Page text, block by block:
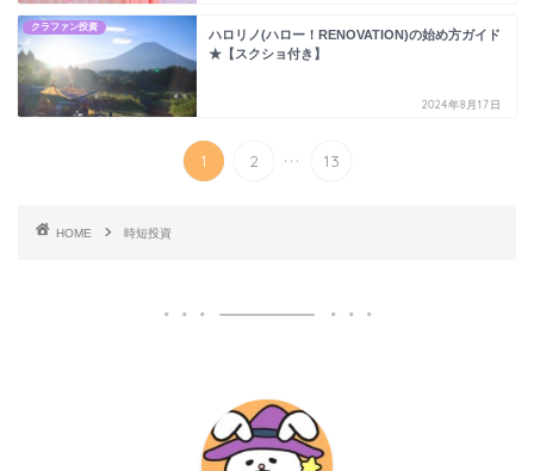
クラファン投資
ハロリノ(ハロー！RENOVATION)の始め方ガイド
★【スクショ付き】
2024年8月17日
1 2 ... 13
HOME 時短投資